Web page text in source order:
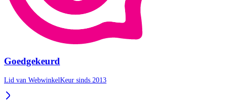
Goedgekeurd
Lid van WebwinkelKeur sinds 2013